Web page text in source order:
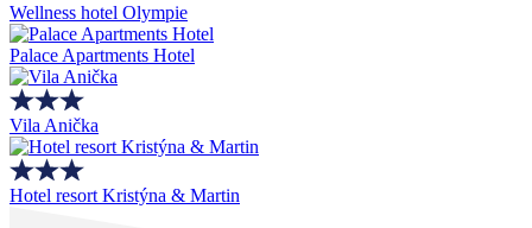
Wellness hotel Olympie
Palace Apartments Hotel
Vila Anička
Hotel resort Kristýna & Martin